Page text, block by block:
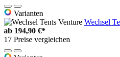
Varianten
Wechsel
ab 194,90 €*
17 Preise vergleichen